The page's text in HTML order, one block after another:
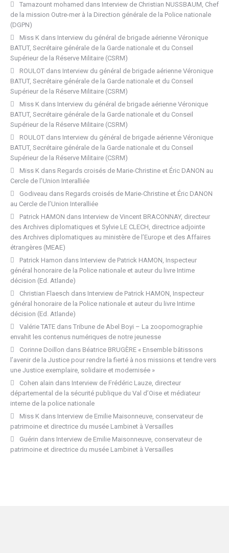
Tamazount mohamed dans Interview de Christian NUSSBAUM, Chef
de la mission Outre-mer à la Direction générale de la Police nationale
(DGPN)
Miss K dans Interview du général de brigade aérienne Véronique
BATUT, Secrétaire générale de la Garde nationale et du Conseil
Supérieur de la Réserve Militaire (CSRM)
ROULOT dans Interview du général de brigade aérienne Véronique
BATUT, Secrétaire générale de la Garde nationale et du Conseil
Supérieur de la Réserve Militaire (CSRM)
Miss K dans Interview du général de brigade aérienne Véronique
BATUT, Secrétaire générale de la Garde nationale et du Conseil
Supérieur de la Réserve Militaire (CSRM)
ROULOT dans Interview du général de brigade aérienne Véronique
BATUT, Secrétaire générale de la Garde nationale et du Conseil
Supérieur de la Réserve Militaire (CSRM)
Miss K dans Regards croisés de Marie-Christine et Éric DANON au
Cercle de l’Union Interalliée
Godiveau dans Regards croisés de Marie-Christine et Éric DANON
au Cercle de l’Union Interalliée
Patrick HAMON dans Interview de Vincent BRACONNAY, directeur
des Archives diplomatiques et Sylvie LE CLECH, directrice adjointe
des Archives diplomatiques au ministère de l’Europe et des Affaires
étrangères (MEAE)
Patrick Hamon dans Interview de Patrick HAMON, Inspecteur
général honoraire de la Police nationale et auteur du livre Intime
décision (Ed. Atlande)
Christian Flaesch dans Interview de Patrick HAMON, Inspecteur
général honoraire de la Police nationale et auteur du livre Intime
décision (Ed. Atlande)
Valérie TATE dans Tribune de Abel Boyi – La zoopornographie
envahit les contenus numériques de notre jeunesse
Corinne Doillon dans Béatrice BRUGÈRE « Ensemble bâtissons
l’avenir de la Justice pour rendre la fierté à nos missions et tendre vers
une Justice exemplaire, solidaire et modernisée »
Cohen alain dans Interview de Frédéric Lauze, directeur
départemental de la sécurité publique du Val d’Oise et médiateur
interne de la police nationale
Miss K dans Interview de Emilie Maisonneuve, conservateur de
patrimoine et directrice du musée Lambinet à Versailles
Guérin dans Interview de Emilie Maisonneuve, conservateur de
patrimoine et directrice du musée Lambinet à Versailles